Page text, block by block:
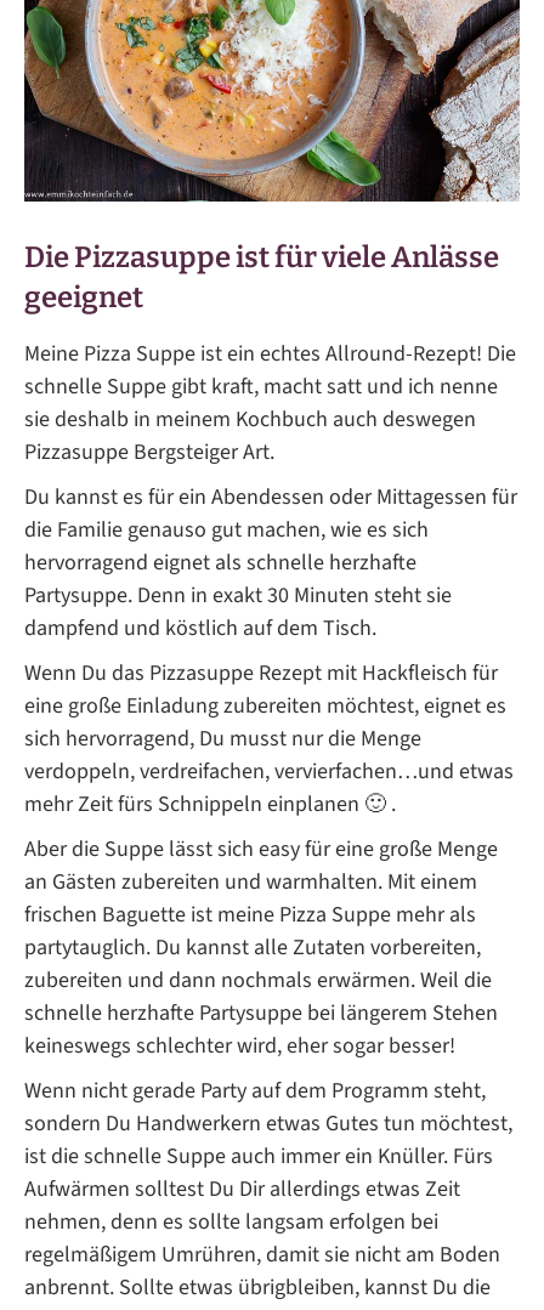
Die Pizzasuppe ist für viele Anlässe
geeignet
Meine Pizza Suppe ist ein echtes Allround-Rezept! Die
schnelle Suppe gibt kraft, macht satt und ich nenne
sie deshalb in meinem Kochbuch auch deswegen
Pizzasuppe Bergsteiger Art.
Du kannst es für ein Abendessen oder Mittagessen für
die Familie genauso gut machen, wie es sich
hervorragend eignet als schnelle herzhafte
Partysuppe. Denn in exakt 30 Minuten steht sie
dampfend und köstlich auf dem Tisch.
Wenn Du das Pizzasuppe Rezept mit Hackfleisch für
eine große Einladung zubereiten möchtest, eignet es
sich hervorragend, Du musst nur die Menge
verdoppeln, verdreifachen, vervierfachen…und etwas
mehr Zeit fürs Schnippeln einplanen 🙂 .
Aber die Suppe lässt sich easy für eine große Menge
an Gästen zubereiten und warmhalten. Mit einem
frischen Baguette ist meine Pizza Suppe mehr als
partytauglich. Du kannst alle Zutaten vorbereiten,
zubereiten und dann nochmals erwärmen. Weil die
schnelle herzhafte Partysuppe bei längerem Stehen
keineswegs schlechter wird, eher sogar besser!
Wenn nicht gerade Party auf dem Programm steht,
sondern Du Handwerkern etwas Gutes tun möchtest,
ist die schnelle Suppe auch immer ein Knüller. Fürs
Aufwärmen solltest Du Dir allerdings etwas Zeit
nehmen, denn es sollte langsam erfolgen bei
regelmäßigem Umrühren, damit sie nicht am Boden
anbrennt. Sollte etwas übrigbleiben, kannst Du die